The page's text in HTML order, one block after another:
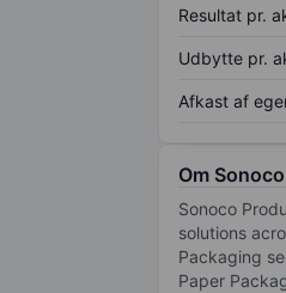
Resultat pr.
Udbytte pr.
Afkast af
Om
Sonoco
solutions
Packaging
Paper